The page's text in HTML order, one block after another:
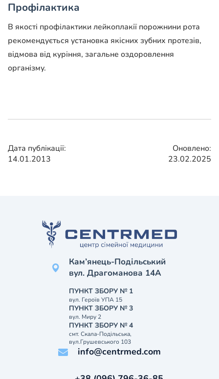
Профілактика
В якості профілактики лейкоплакії порожнини рота
рекомендується установка якісних зубних протезів,
відмова від куріння, загальне оздоровлення
організму.
Дата публікації:
14.01.2013
Оновлено:
23.02.2025
Кам’янець-Подільський
вул. Драгоманова 14А
ПУНКТ ЗБОРУ № 1
вул. Героїв УПА 15
ПУНКТ ЗБОРУ № 3
вул. Миру 2
ПУНКТ ЗБОРУ № 4
смт. Скала-Подільська,
вул.Грушевського 103
info@centrmed.com